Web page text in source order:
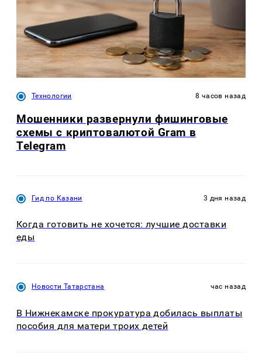
Технологии 8 часов назад
Мошенники развернули фишинговые
схемы с криптовалютой Gram в
Telegram
Гид по Казани 3 дня назад
Когда готовить не хочется: лучшие доставки
еды
Новости Татарстана час назад
В Нижнекамске прокуратура добилась выплаты
пособия для матери троих детей